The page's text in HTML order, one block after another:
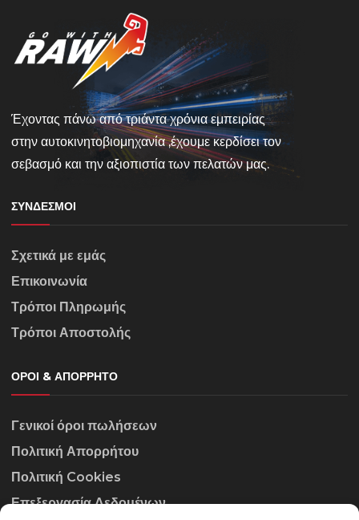
Έχοντας πάνω από τριάντα χρόνια εμπειρίας
στην αυτοκινητοβιομηχανία ,έχουμε κερδίσει τον
σεβασμό και την αξιοπιστία των πελατών μας.
ΣΎΝΔΕΣΜΟΙ
Σχετικά με εμάς
Επικοινωνία
Τρόποι Πληρωμής
Τρόποι Αποστολής
ΌΡΟΙ & ΑΠΌΡΡΗΤΟ
Γενικοί όροι πωλήσεων
Πολιτική Απορρήτου
Πολιτική Cookies
Επεξεργασία Δεδομένων